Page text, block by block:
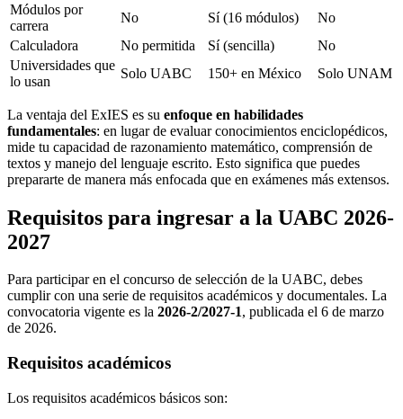
Módulos por
carrera
No Sí (16 módulos)
No
Calculadora
No permitida Sí (sencilla)
No
Universidades que
lo usan
Solo UABC 150+ en México Solo UNAM
La ventaja del ExIES es su enfoque en habilidades
fundamentales: en lugar de evaluar conocimientos enciclopédicos,
mide tu capacidad de razonamiento matemático, comprensión de
textos y manejo del lenguaje escrito. Esto significa que puedes
prepararte de manera más enfocada que en exámenes más extensos.
Requisitos para ingresar a la UABC 2026-
2027
Para participar en el concurso de selección de la UABC, debes
cumplir con una serie de requisitos académicos y documentales. La
convocatoria vigente es la 2026-2/2027-1, publicada el 6 de marzo
de 2026.
Requisitos académicos
Los requisitos académicos básicos son: